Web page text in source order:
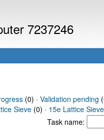
7237246
(0) · Validation pending
Sieve (0) · 15e Lattice
Task name: